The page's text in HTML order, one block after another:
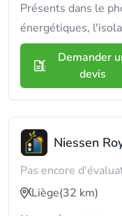
Présents dans le
énergétiques,
Demander
devis
Niessen
Pas encore
Liège(32 km)